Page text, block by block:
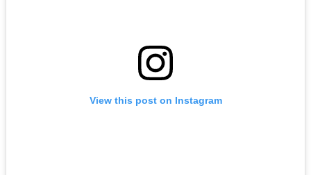
View this post on Instagram